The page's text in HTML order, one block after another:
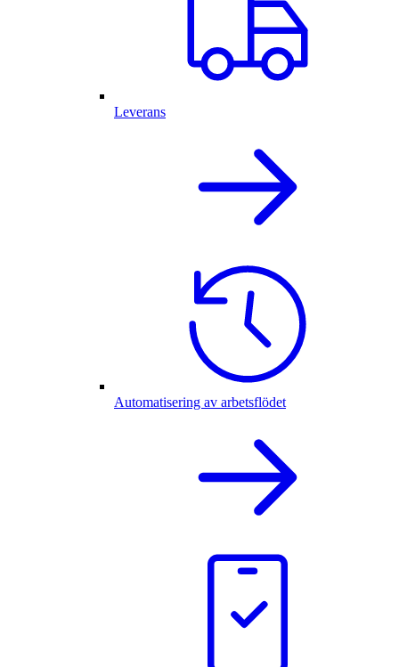
Leverans
Automatisering av arbetsflödet